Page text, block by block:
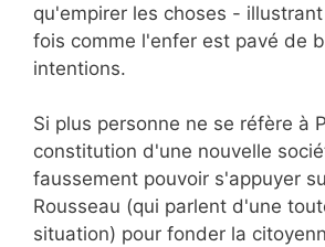
qu'empirer les choses -
fois comme l'enfer est pavé de
intentions.
Si plus personne ne se réfère à
constitution d'une nouvelle
faussement pouvoir s'appuyer
Rousseau (qui parlent d'une
situation) pour fonder la